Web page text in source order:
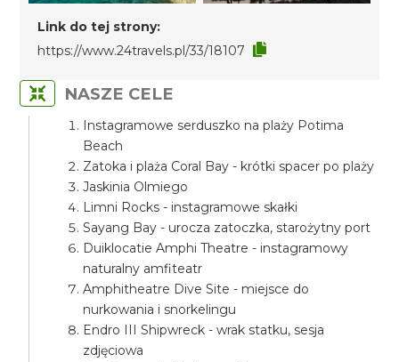
Link do tej strony:
https://www.24travels.pl/33/18107
NASZE CELE
Instagramowe serduszko na plaży Potima
Beach
Zatoka i plaża Coral Bay - krótki spacer po plaży
Jaskinia Olmiego
Limni Rocks - instagramowe skałki
Sayang Bay - urocza zatoczka, starożytny port
Duiklocatie Amphi Theatre - instagramowy
naturalny amfiteatr
Amphitheatre Dive Site - miejsce do
nurkowania i snorkelingu
Endro III Shipwreck - wrak statku, sesja
zdjęciowa